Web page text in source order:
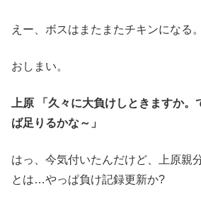
えー、ボスはまたまたチキンになる。
おしまい。
上原 「久々に大負けしときますか
ば足りるかな～」
はっ、今気付いたんだけど、上原親
とは…やっぱ負け記録更新か?